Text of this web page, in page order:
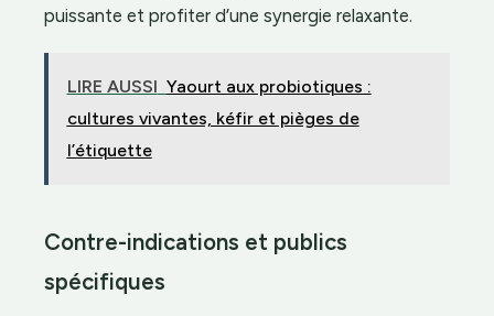
puissante et profiter d’une synergie relaxante.
LIRE AUSSI Yaourt aux probiotiques :
cultures vivantes, kéfir et pièges de
l’étiquette
Contre-indications et publics
spécifiques